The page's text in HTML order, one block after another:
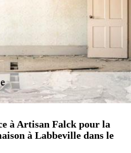
à Artisan Falck pour la
à Labbeville dans le